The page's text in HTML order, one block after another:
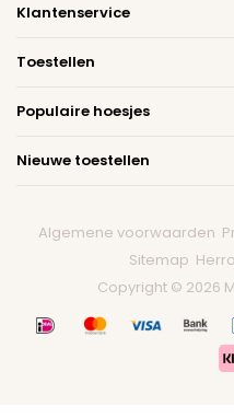
Klantenservice
Toestellen
Populaire hoesjes
Nieuwe toestellen
Algemene voorwaarden
Sitemap
Copyright © 2026